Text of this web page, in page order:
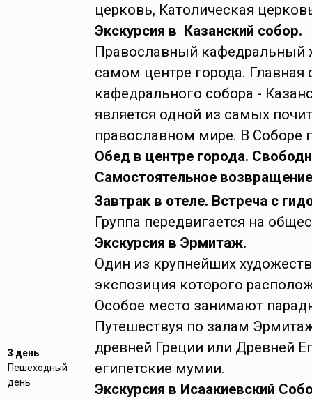
церковь, Католическая
Экскурсия в Казанский собор.
Православный кафедральный
самом центре города. Главная
кафедрального собора -
является одной из самых
православном мире. В Соборе
Обед в центре города.
Самостоятельное
3 день
Пешеходный
день
Завтрак в отеле. Встреча с
Группа передвигается на
Экскурсия в Эрмитаж.
Один из крупнейших
экспозиция которого
Особое место занимают
Путешествуя по залам
древней Греции или Древней
египетские мумии.
Экскурсия в Исаакиевский